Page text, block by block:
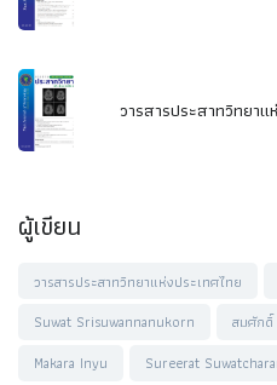
วารสารประสาทวิทยา
ผู้เขียน
วารสารประสาทวิทยาแห่งประเทศไทย
Suwat Srisuwannanukorn
สมศักดิ์
Makara Inyu
Sureerat